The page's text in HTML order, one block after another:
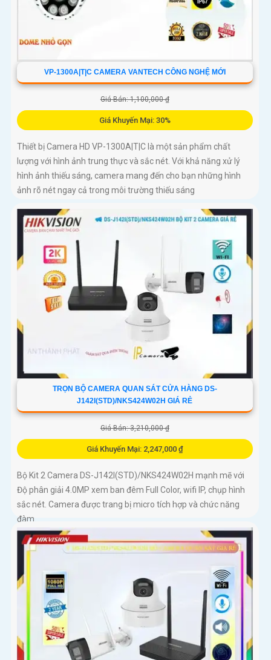
VP-1300A|T|C CAMERA VANTECH CÔNG NGHỆ MỚI
Giá Bán: 1,100,000 ₫
Giá Khuyến Mại: 30%
Thiết bị Camera HD VP-1300A|T|C là một sản phẩm chất
lượng với hình ảnh trung thực và sắc nét. Với khả năng xử lý
hình ảnh thiếu sáng, camera mang đến cho bạn những hình
ảnh rõ nét ngay cả trong môi trường thiếu sáng
TRỌN BỘ CAMERA QUAN SÁT CỬA HÀNG DS-
J142I(STD)/NKS424W02H GIÁ RẺ
Giá Bán: 3,210,000 ₫
Giá Khuyến Mại: 2,247,000 ₫
Bộ Kit 2 Camera DS-J142I(STD)/NKS424W02H mạnh mẽ với
Độ phân giải 4.0MP xem ban đêm Full Color, wifi IP, chụp hình
sắc nét. Camera được trang bị micro tích hợp và chức năng
đàm...